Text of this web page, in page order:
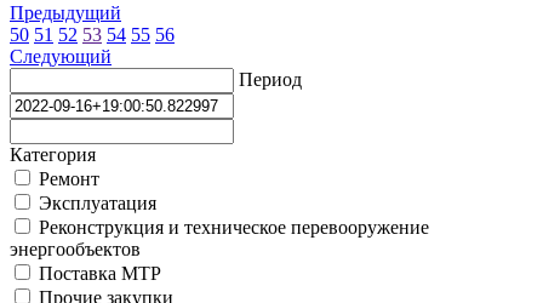
Предыдущий
50 51 52 53 54 55 56
Следующий
Период
Категория
Ремонт
Эксплуатация
Реконструкция и техническое перевооружение
энергообъектов
Поставка МТР
Прочие закупки